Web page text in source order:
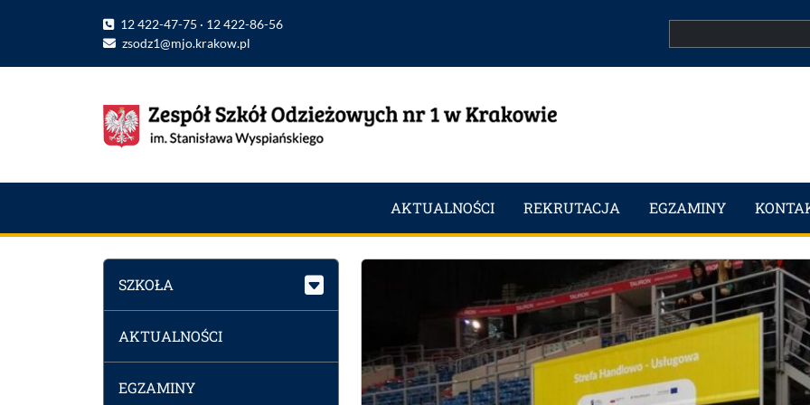
12 422-47-75 · 12 422-86-56
zsodz1@mjo.krakow.pl
AKTUALNOŚCI REKRUTACJA EGZAMINY
SZKOŁA
AKTUALNOŚCI
EGZAMINY